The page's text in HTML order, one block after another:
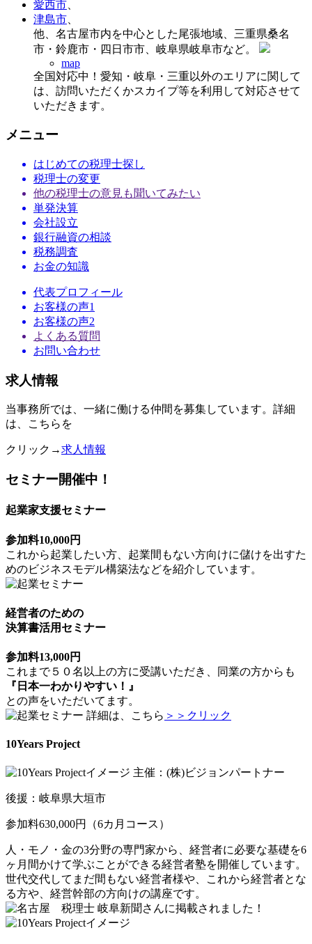
愛西市
津島市
他、名古屋市内を中心とした尾張地域、三重県桑名
市・鈴鹿市・四日市市、岐阜県岐阜市など。
map
全国対応中！愛知・岐阜・三重以外のエリアに関して
は、訪問いただくかスカイプ等を利用して対応させて
いただきます。
メニュー
はじめての税理士探し
税理士の変更
他の税理士の意見も聞いてみたい
単発決算
会社設立
銀行融資の相談
税務調査
お金の知識
代表プロフィール
お客様の声1
お客様の声2
よくある質問
お問い合わせ
求人情報
当事務所では、一緒に働ける仲間を募集しています。詳細
は、こちらを
クリック→求人情報
セミナー開催中！
起業家支援セミナー
参加料10,000円
これから起業したい方、起業間もない方向けに儲けを出すた
めのビジネスモデル構築法などを紹介しています。
経営者のための
決算書活用セミナー
参加料13,000円
これまで５０名以上の方に受講いただき、同業の方からも
『日本一わかりやすい！』
との声をいただいてます。
詳細は、こちら ＞＞クリック
10Years Project
主催：(株)ビジョンパートナー
後援：岐阜県大垣市
参加料630,000円（6カ月コース）
人・モノ・金の3分野の専門家から、経営者に必要な基礎を6
ヶ月間かけて学ぶことができる経営者塾を開催しています。
世代交代してまだ間もない経営者様や、これから経営者とな
る方や、経営幹部の方向けの講座です。
岐阜新聞さんに掲載されました！